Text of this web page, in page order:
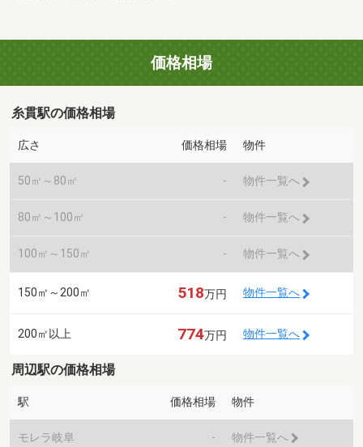
価格相場
糸貫駅の価格相場
広さ 価格相場 物件
50㎡～80㎡ - 物件一覧へ
80㎡～100㎡ - 物件一覧へ
100㎡～150㎡ - 物件一覧へ
150㎡～200㎡ 518万円 物件一覧へ
200㎡以上 774万円 物件一覧へ
周辺駅の価格相場
駅 価格相場 物件
モレラ岐阜 - 物件一覧へ